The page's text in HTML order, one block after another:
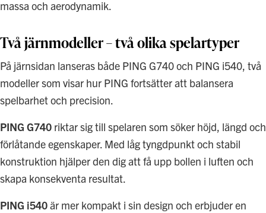
massa och aerodynamik.
Två järnmodeller – två olika spelartyper
På järnsidan lanseras både PING G740 och PING i540, två
modeller som visar hur PING fortsätter att balansera
spelbarhet och precision.
PING G740 riktar sig till spelaren som söker höjd, längd och
förlåtande egenskaper. Med låg tyngdpunkt och stabil
konstruktion hjälper den dig att få upp bollen i luften och
skapa konsekventa resultat.
PING i540är mer kompakt i sin design och erbjuder en